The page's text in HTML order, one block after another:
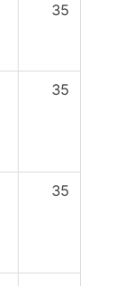
35
35
35